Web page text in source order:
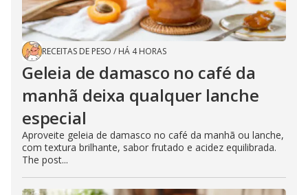
RECEITAS DE PESO / HÁ 4 HORAS
Geleia de damasco no café da
manhã deixa qualquer lanche
especial
Aproveite geleia de damasco no café da manhã ou lanche,
com textura brilhante, sabor frutado e acidez equilibrada.
The post...